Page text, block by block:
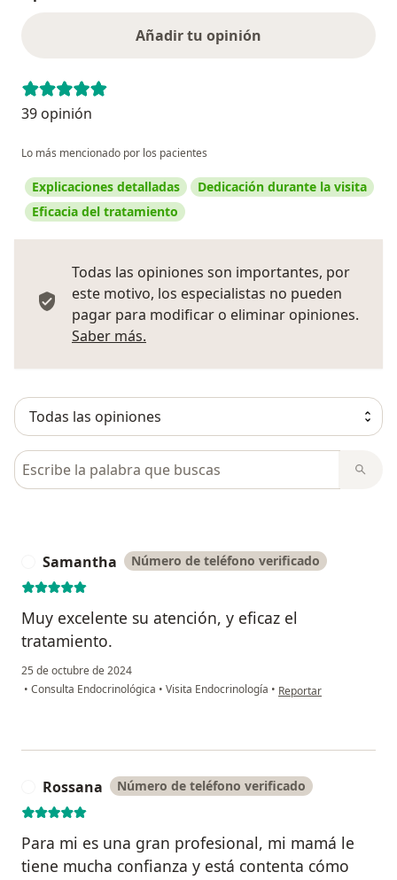
Añadir tu opinión
39 opinión
Lo más mencionado por los pacientes
Explicaciones detalladas
Dedicación durante la visita
Eficacia del tratamiento
Todas las opiniones son importantes, por
este motivo, los especialistas no pueden
pagar para modificar o eliminar opiniones.
Saber más.
Busca en opiniones
Samantha Número de teléfono verificado
Muy excelente su atención, y eficaz el
tratamiento.
25 de octubre de 2024
• Consulta Endocrinológica • Visita Endocrinología • en opinión del usuario
Reportar
Rossana Número de teléfono verificado
Para mi es una gran profesional, mi mamá le
tiene mucha confianza y está contenta cómo